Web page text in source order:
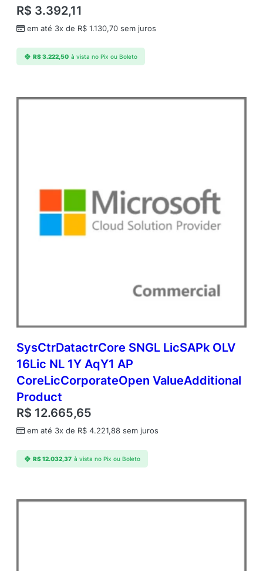
u
n
t
d
R$ 3.392,11
em até 3x de R$ 1.130,70 sem juros
R$3.222,50 à vista no Pix ou Boleto
SysCtrDatactrCore SNGL LicSAPk OLV
16Lic NL 1Y AqY1 AP
CoreLicCorporateOpen ValueAdditional
Product
R$ 12.665,65
em até 3x de R$ 4.221,88 sem juros
R$12.032,37 à vista no Pix ou Boleto